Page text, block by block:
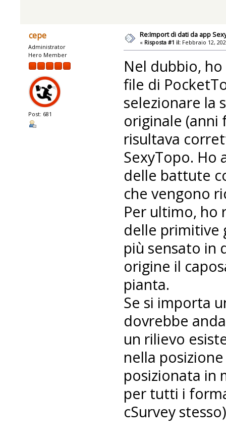
cepe
Administrator
Hero Member
Post: 681
Re:Import di dati da app
« Risposta #1 il: Febbraio 12,
Nel dubbio,
file di
selezionare la
originale (anni
risultava
SexyTopo. Ho
delle battute
che vengono
Per ultimo, ho
delle primitive
più sensato in
origine il
pianta.
Se si importa
dovrebbe
un rilievo
nella
posizionata in
per tutti i
cSurvey